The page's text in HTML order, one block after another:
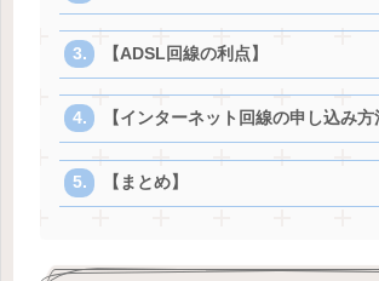
【ADSL回線の利点】
【インターネット回線の申し込み方
【まとめ】